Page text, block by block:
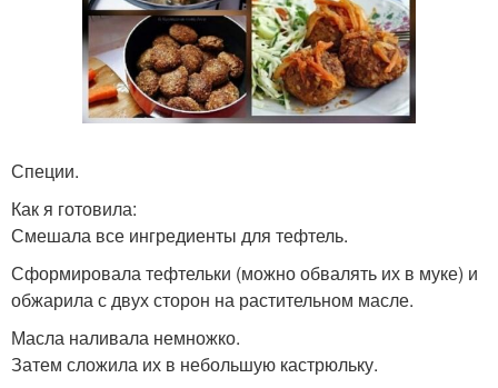
Специи.
Как я готовила:
Смешала все ингредиенты для тефтель.
Сформировала тефтельки (можно обвалять их в муке) и
обжарила с двух сторон на растительном масле.
Масла наливала немножко.
Затем сложила их в небольшую кастрюльку.